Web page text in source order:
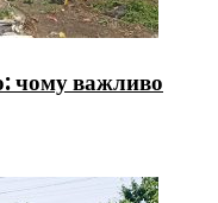
чому важливо